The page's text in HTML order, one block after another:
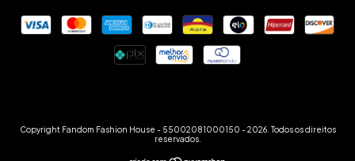
Copyright Fandom Fashion House - 55002081000150 - 2026. Todos os direitos
reservados.